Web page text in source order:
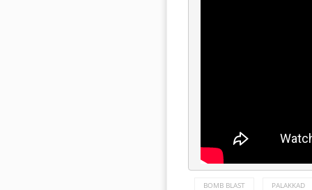
BOMB BLAST PALAKKAD